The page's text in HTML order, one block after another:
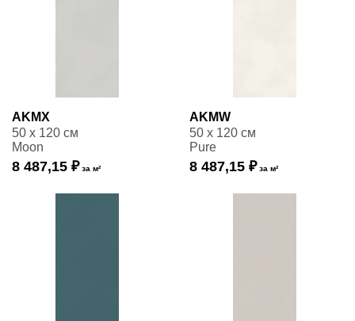
AKMX
50 x 120 см
Moon
8 487,15 ₽ за м²
AKMW
50 x 120 см
Pure
8 487,15 ₽ за м²